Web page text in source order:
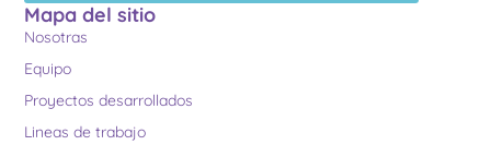
Mapa del sitio
Nosotras
Equipo
Proyectos desarrollados
Lineas de trabajo